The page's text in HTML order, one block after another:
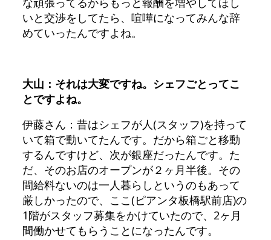
いと交渉をしてたら、喧嘩になってみんな辞
めていったんですよね。
大山：それは大変ですね。シェフごとってこ
とですよね。
伊藤さん：昔はシェフが人(スタッフ)を持って
いて箱で動いてたんです。だから箱ごと移動
するんですけど、次が銀座だったんです。た
だ、そのお店のオープンが２ヶ月半後。その
間給料ないのは一人暮らしというのもあって
厳しかったので、ここ(ピアンタ板橋駅前店)の
1階がスタッフ募集をかけていたので、2ヶ月
間働かせてもらうことになったんです。